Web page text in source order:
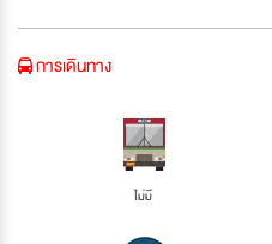
การเดินทาง
ไม่มี